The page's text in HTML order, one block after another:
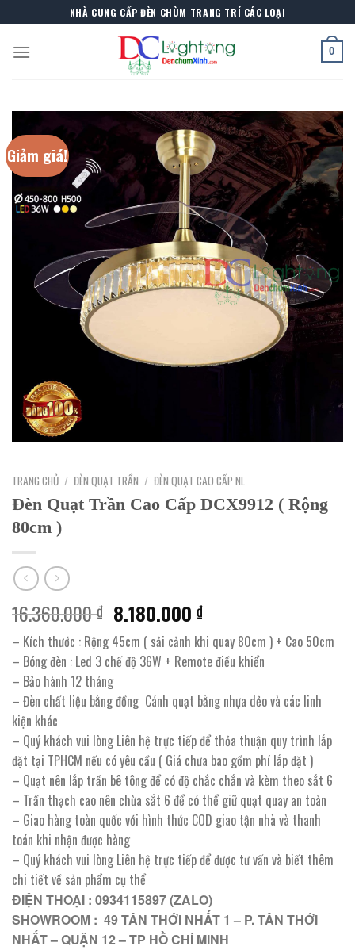
to
content
NHÀ CUNG CẤP ĐÈN CHÙM TRANG TRÍ CÁC LOẠI
0
Giảm giá!
TRANG CHỦ / ĐÈN QUẠT TRẦN / ĐÈN QUẠT CAO CẤP NL
Đèn Quạt Trần Cao Cấp DCX9912 ( Rộng
80cm )
16.360.000₫ Giá
gốc
là:
16.360.000 ₫.
8.180.000₫Giá
hiện
tại
là:
8.180.000 ₫.
– Kích thước : Rộng 45cm ( sải cảnh khi quay 80cm ) + Cao 50cm
– Bóng đèn : Led 3 chế độ 36W + Remote điều khiển
– Bảo hành 12 tháng
– Đèn chất liệu bằng đồng Cánh quạt bằng nhựa dẻo và các linh
kiện khác
– Quý khách vui lòng Liên hệ trực tiếp để thỏa thuận quy trình lắp
đặt tại TPHCM nếu có yêu cầu ( Giá chưa bao gồm phí lắp đặt )
– Quạt nên lắp trần bê tông để có độ chắc chắn và kèm theo sắt 6
– Trần thạch cao nên chừa sắt 6 để có thể giữ quạt quay an toàn
– Giao hàng toàn quốc với hình thức COD giao tận nhà và thanh
toán khi nhận được hàng
– Quý khách vui lòng Liên hệ trực tiếp để được tư vấn và biết thêm
chi tiết về sản phẩm cụ thể
ĐIỆN THOẠI : 0934115897 (ZALO)
SHOWROOM : 49 TÂN THỚI NHẤT 1 – P. TÂN THỚI
NHẤT – QUẬN 12 – TP HỒ CHÍ MINH